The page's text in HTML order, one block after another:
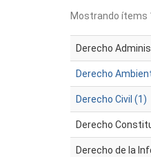
Mostrando ítems
Derecho
Derecho
Derecho Civil (1)
Derecho
Derecho de la